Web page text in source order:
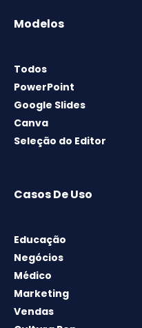
Modelos
Todos
PowerPoint
Google Slides
Canva
Seleção do Editor
Casos De Uso
Educação
Negócios
Médico
Marketing
Vendas